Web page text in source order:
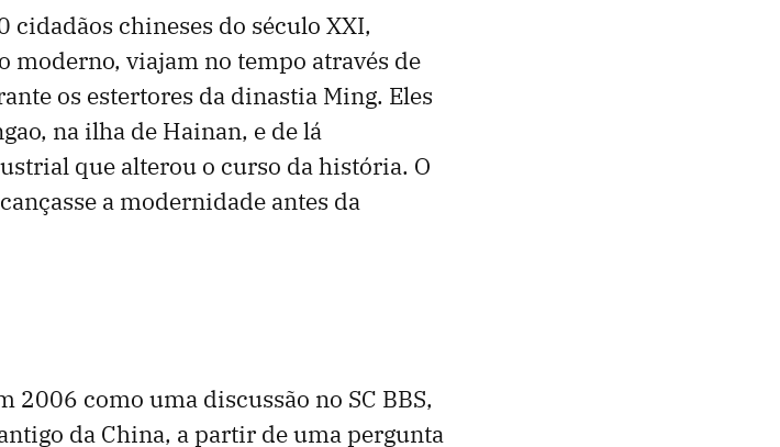
chineses do século XXI,
viajam no tempo através de
os estertores da dinastia Ming. Eles
na ilha de Hainan, e de lá
que alterou o curso da história. O
a modernidade antes da
2006 como uma discussão no SC BBS,
da China, a partir de uma pergunta